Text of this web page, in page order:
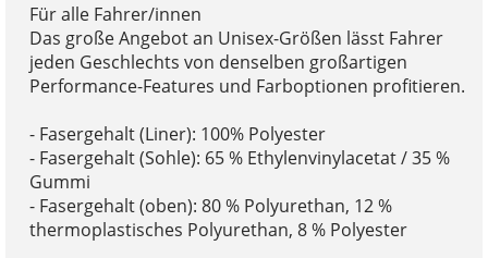
Für alle Fahrer/innen
Das große Angebot an Unisex-Größen lässt Fahrer
jeden Geschlechts von denselben großartigen
Performance-Features und Farboptionen profitieren.
- Fasergehalt (Liner): 100% Polyester
- Fasergehalt (Sohle): 65 % Ethylenvinylacetat / 35 %
Gummi
- Fasergehalt (oben): 80 % Polyurethan, 12 %
thermoplastisches Polyurethan, 8 % Polyester